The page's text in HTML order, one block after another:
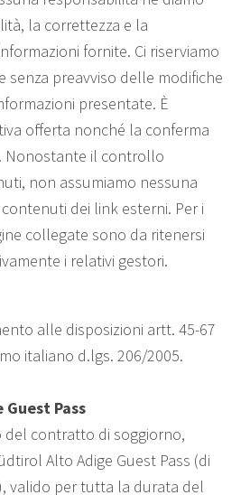
la correttezza e la
fornite. Ci riserviamo
senza preavviso delle modifiche
presentate. È
offerta nonché la conferma
Nonostante il controllo
non assumiamo nessuna
dei link esterni. Per i
collegate sono da ritenersi
i relativi gestori.
alle disposizioni artt. 45-67
italiano d.lgs. 206/2005.
Pass
del contratto di soggiorno,
Alto Adige Guest Pass (di
valido per tutta la durata del